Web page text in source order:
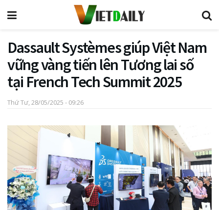
Dassault Systèmes giúp Việt Nam
vững vàng tiến lên Tương lai số
tại French Tech Summit 2025
Thứ Tư, 28/05/2025 - 09:26